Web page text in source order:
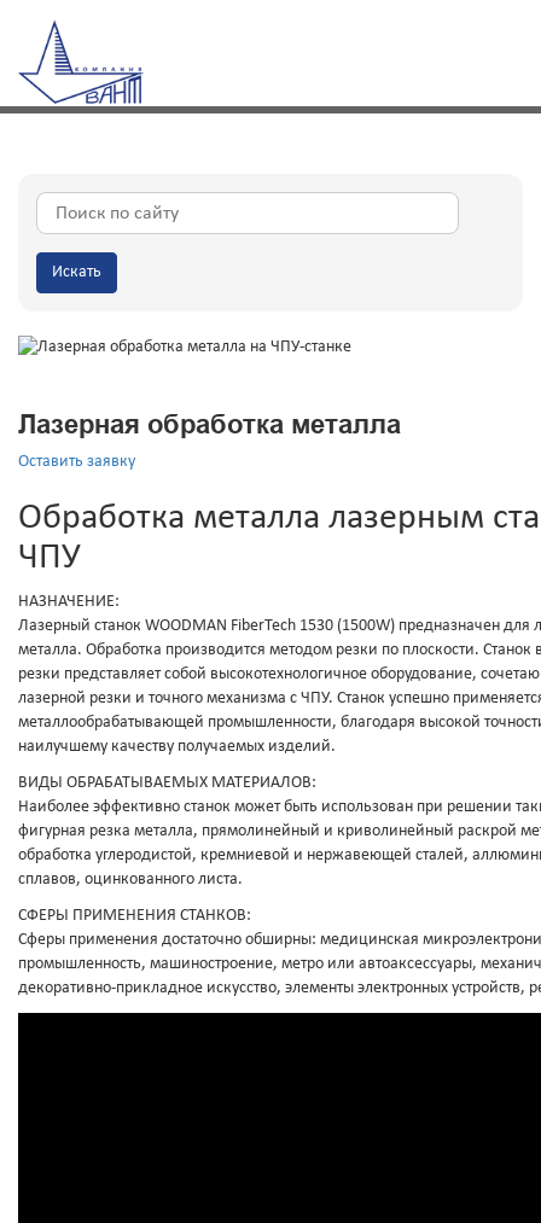
Искать
Лазерная обработка металла
Оставить заявку
Обработка металла лазерным
ЧПУ
НАЗНАЧЕНИЕ:
Лазерный станок WOODMAN FiberTech 1530 (1500W) предназначен для
металла. Обработка производится методом резки по плоскости. Станок
резки представляет собой высокотехнологичное оборудование,
лазерной резки и точного механизма с ЧПУ. Станок успешно
металлообрабатывающей промышленности, благодаря высокой
наилучшему качеству получаемых изделий.
ВИДЫ ОБРАБАТЫВАЕМЫХ МАТЕРИАЛОВ:
Наиболее эффективно станок может быть использован при решении
фигурная резка металла, прямолинейный и криволинейный раскрой
обработка углеродистой, кремниевой и нержавеющей сталей,
сплавов, оцинкованного листа.
СФЕРЫ ПРИМЕНЕНИЯ СТАНКОВ:
Сферы применения достаточно обширны: медицинская
промышленность, машиностроение, метро или автоаксессуары,
декоративно-прикладное искусство, элементы электронных устройств,